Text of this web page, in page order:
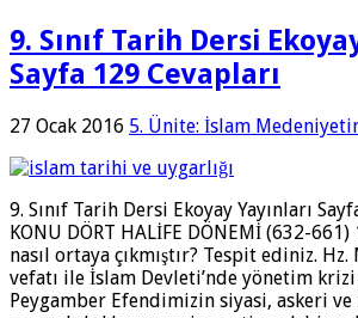
9. Sınıf Tarih Dersi
Sayfa 129 Cevapları
27 Ocak 2016 5. Ünite: İslam
9. Sınıf Tarih Dersi Ekoyay Yayınları
KONU DÖRT HALİFE DÖNEMİ (632-
nasıl ortaya çıkmıştır? Tespit ediniz.
vefatı ile İslam Devleti’nde yönetim krizi
Peygamber Efendimizin siyasi, askeri